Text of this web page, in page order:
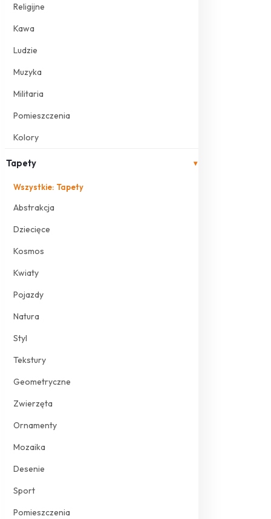
Religijne
Kawa
Ludzie
Muzyka
Militaria
Pomieszczenia
Kolory
Tapety ▾
Wszystkie: Tapety
Abstrakcja
Dziecięce
Kosmos
Kwiaty
Pojazdy
Natura
Styl
Tekstury
Geometryczne
Zwierzęta
Ornamenty
Mozaika
Desenie
Sport
Pomieszczenia